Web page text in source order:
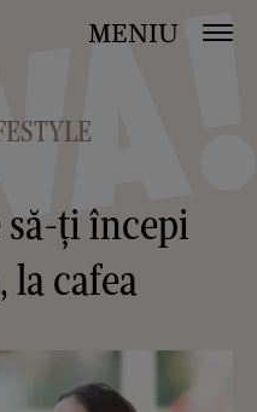
MENIU
să-ți începi
la cafea